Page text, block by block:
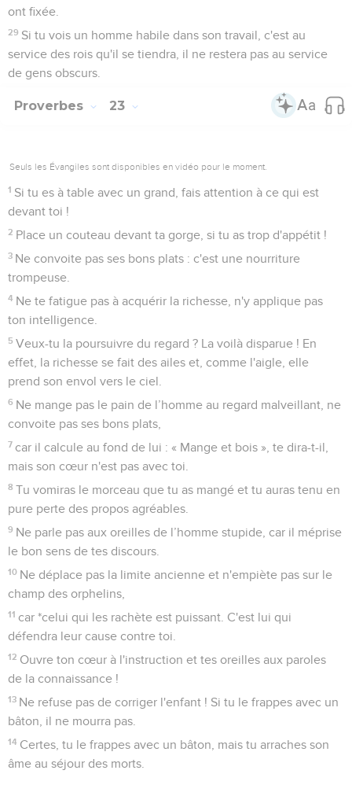
ont fixée.
29 Si tu vois un homme habile dans son travail, c'est au
service des rois qu'il se tiendra, il ne restera pas au service
de gens obscurs.
Proverbes 23
Seuls les Évangiles sont disponibles en vidéo pour le moment.
1 Si tu es à table avec un grand, fais attention à ce qui est
devant toi !
2 Place un couteau devant ta gorge, si tu as trop d'appétit !
3 Ne convoite pas ses bons plats : c'est une nourriture
trompeuse.
4 Ne te fatigue pas à acquérir la richesse, n'y applique pas
ton intelligence.
5 Veux-tu la poursuivre du regard ? La voilà disparue ! En
effet, la richesse se fait des ailes et, comme l'aigle, elle
prend son envol vers le ciel.
6 Ne mange pas le pain de l’homme au regard malveillant, ne
convoite pas ses bons plats,
7 car il calcule au fond de lui : « Mange et bois », te dira-t-il,
mais son cœur n'est pas avec toi.
8 Tu vomiras le morceau que tu as mangé et tu auras tenu en
pure perte des propos agréables.
9 Ne parle pas aux oreilles de l’homme stupide, car il méprise
le bon sens de tes discours.
10 Ne déplace pas la limite ancienne et n'empiète pas sur le
champ des orphelins,
11 car *celui qui les rachète est puissant. C'est lui qui
défendra leur cause contre toi.
12 Ouvre ton cœur à l'instruction et tes oreilles aux paroles
de la connaissance !
13 Ne refuse pas de corriger l'enfant ! Si tu le frappes avec un
bâton, il ne mourra pas.
14 Certes, tu le frappes avec un bâton, mais tu arraches son
âme au séjour des morts.